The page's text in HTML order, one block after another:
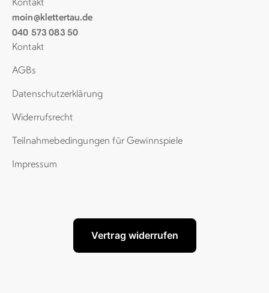
moin@klettertau.de
040 573 083 50
Kontakt
AGBs
Datenschutz­erklärung
Widerrufsrecht
Teil­nahme­be­dingungen für Gewinn­spiele
Impressum
Vertrag widerrufen